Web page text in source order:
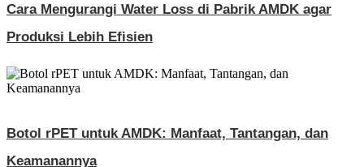
Cara Mengurangi Water Loss di Pabrik AMDK agar
Produksi Lebih Efisien
Botol rPET untuk AMDK: Manfaat, Tantangan, dan
Keamanannya